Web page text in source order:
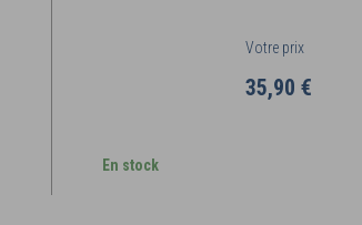
Votre prix
35,90 €
En stock